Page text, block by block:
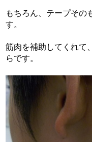
もちろん、テープその
す。
筋肉を補助してくれて
らです。